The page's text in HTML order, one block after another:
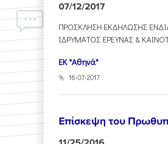
07/12/2017
ΠΡΟΣΚΛΗΣΗ ΕΚΔΗΛΩΣΗΣ
ΙΔΡΥΜΑΤΟΣ ΕΡΕΥΝΑΣ &
ΕΚ "Αθηνά"
16-07-2017
Επίσκεψη του